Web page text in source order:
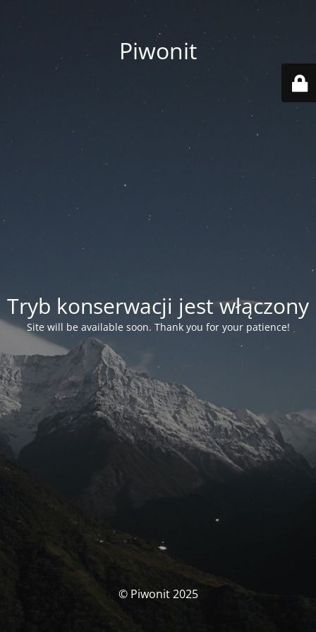
Piwonit
Tryb konserwacji jest włączony
Site will be available soon. Thank you for your patience!
© Piwonit 2025